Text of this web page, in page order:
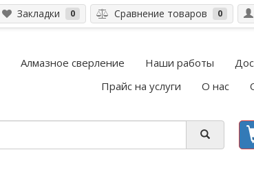
Закладки 0 Сравнение товаров 0
Алмазное сверление Наши работы
Прайс на услуги
О нас